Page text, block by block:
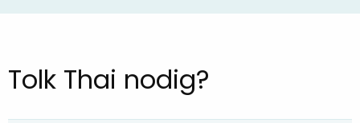
Tolk Thai nodig?